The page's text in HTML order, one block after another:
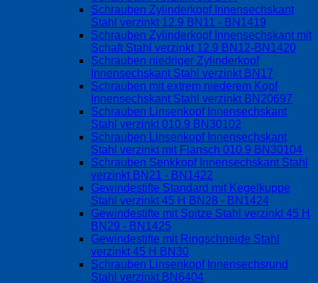
Schrauben Zylinderkopf Innensechskant
Stahl verzinkt 12.9 BN11 - BN1419
Schrauben Zylinderkopf Innensechskant mit
Schaft Stahl verzinkt 12.9 BN12-BN1420
Schrauben niedriger Zylinderkopf
Innensechskant Stahl verzinkt BN17
Schrauben mit extrem niederem Kopf
Innensechskant Stahl verzinkt BN20697
Schrauben Linsenkopf Innensechskant
Stahl verzinkt 010.9 BN30102
Schrauben Linsenkopf Innensechskant
Stahl verzinkt mit Flansch 010.9 BN30104
Schrauben Senkkopf Innensechskant Stahl
verzinkt BN21 - BN1422
Gewindestifte Standard mit Kegelkuppe
Stahl verzinkt 45 H BN28 - BN1424
Gewindestifte mit Spitze Stahl verzinkt 45 H
BN29 - BN1425
Gewindestifte mit Ringschneide Stahl
verzinkt 45 H BN30
Schrauben Linsenkopf Innensechsrund
Stahl verzinkt BN6404